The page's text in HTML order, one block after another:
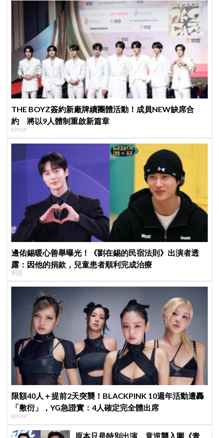
THE BOYZ簽約新廠牌續團體活動！成員NEW缺席合
約 將以9人體制重啟新篇章
KPOP
邊佑錫暖心善舉曝光！《劉在錫的民宿法則》出演者透
露：因他的捐款，兒童患者順利完成治療
明星
限額40人＋提前2天突襲！BLACKPINK 10週年活動遭轟
「敷衍」，YG急證實：4人確定完全體出席
KPOP
原本只是特別出演，竟逆襲入圍《青